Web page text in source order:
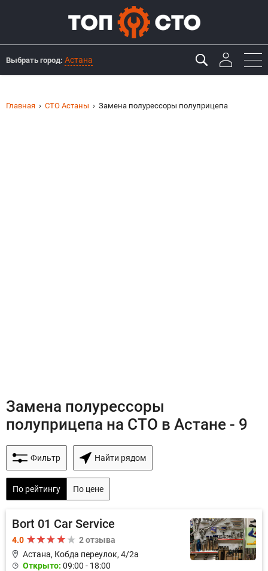
Выбрать город: Астана
Главная СТО Астаны Замена полурессоры полуприцепа
Замена полурессоры
полуприцепа на СТО в Астане - 9
Фильтр Найти рядом
По рейтингу По цене
Bort 01 Car Service
4.0
2 отзыва
Астана, Кобда переулок, 4/2а
Открыто: 09:00 - 18:00